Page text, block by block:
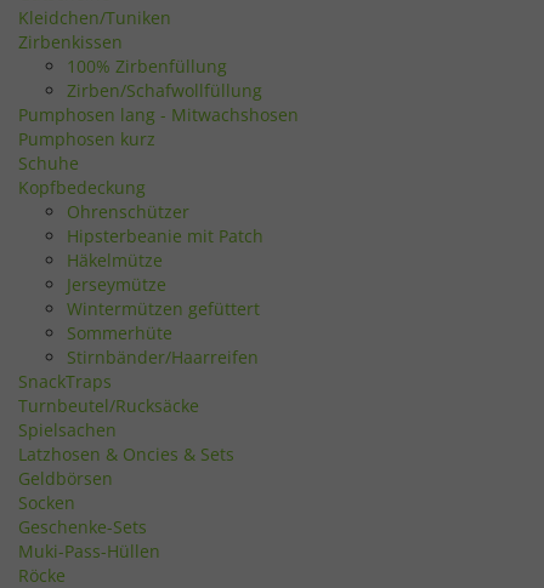
Kleidchen/Tuniken
Zirbenkissen
100% Zirbenfüllung
Zirben/Schafwollfüllung
Pumphosen lang - Mitwachshosen
Pumphosen kurz
Schuhe
Kopfbedeckung
Ohrenschützer
Hipsterbeanie mit Patch
Häkelmütze
Jerseymütze
Wintermützen gefüttert
Sommerhüte
Stirnbänder/Haarreifen
SnackTraps
Turnbeutel/Rucksäcke
Spielsachen
Latzhosen & Oncies & Sets
Geldbörsen
Socken
Geschenke-Sets
Muki-Pass-Hüllen
Röcke